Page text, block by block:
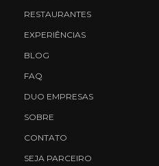
RESTAURANTES
EXPERIÊNCIAS
BLOG
FAQ
DUO EMPRESAS
SOBRE
CONTATO
SEJA PARCEIRO